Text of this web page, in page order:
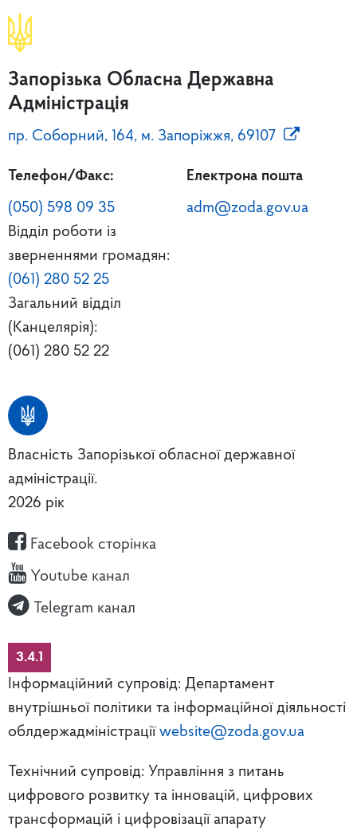
Запорізька Обласна Державна
Адміністрація
пр. Соборний, 164, м. Запоріжжя, 69107
Телефон/Факс:
(050) 598 09 35
Відділ роботи із
зверненнями громадян:
(061) 280 52 25
Загальний відділ
(Канцелярія):
(061) 280 52 22
Електрона пошта
adm@zoda.gov.ua
Власність Запорізької обласної державної
адміністрації.
2026 рік
Facebook сторінка
Youtube канал
Telegram канал
3.4.1
Інформаційний супровід: Департамент
внутрішньої політики та інформаційної діяльності
облдержадміністрації website@zoda.gov.ua
Технічний супровід: Управління з питань
цифрового розвитку та інновацій, цифрових
трансформацій і цифровізації апарату